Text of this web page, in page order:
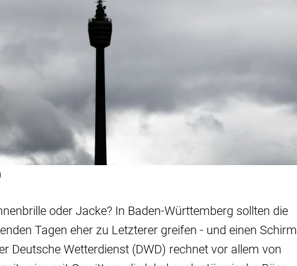
oder Jacke? In Baden-Württemberg sollten die
Tagen eher zu Letzterer greifen - und einen Schirm
Deutsche Wetterdienst (DWD) rechnet vor allem von